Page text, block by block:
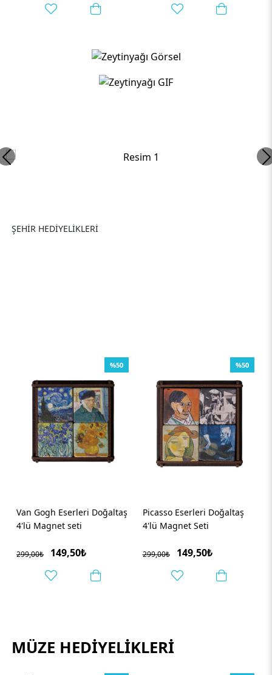
ŞEHİR HEDİYELİKLERİ
Van Gogh Eserleri Doğaltaş
4'lü Magnet seti
149,50₺
299,00₺
%50
Picasso Eserleri Doğaltaş
4'lü Magnet Seti
149,50₺
299,00₺
%50
MÜZE HEDIYELIKLERI